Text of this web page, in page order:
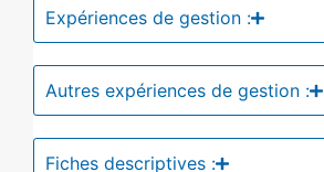
Expériences de gestion :
Autres expériences de gestion :
Fiches descriptives :